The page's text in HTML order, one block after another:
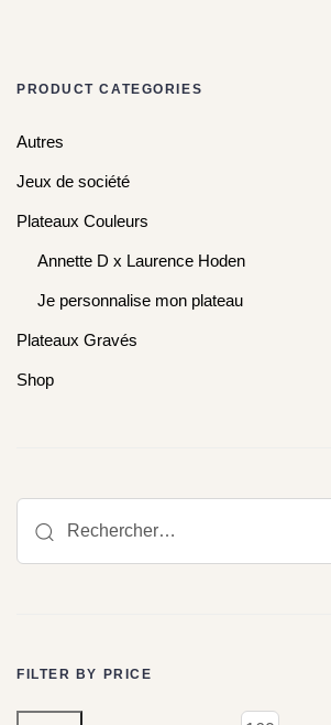
PRODUCT CATEGORIES
Autres
Jeux de société
Plateaux Couleurs
Annette D x Laurence Hoden
Je personnalise mon plateau
Plateaux Gravés
Shop
FILTER BY PRICE